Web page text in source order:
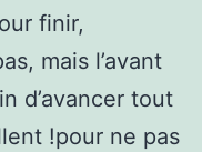
finir,
mais l’avant
d’avancer tout
!pour ne pas